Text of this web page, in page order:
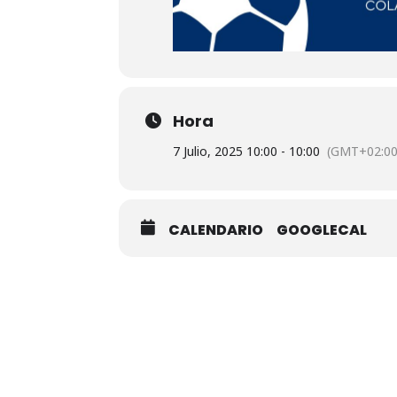
Hora
7 Julio, 2025 10:00 - 10:00
CALENDARIO GOOGLECAL